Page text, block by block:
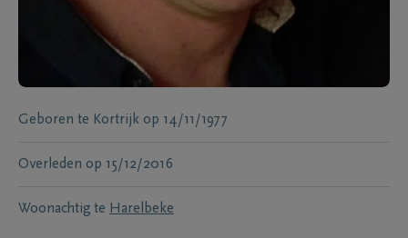
Geboren te Kortrijk op 14/11/1977
Overleden op 15/12/2016
Woonachtig te Harelbeke